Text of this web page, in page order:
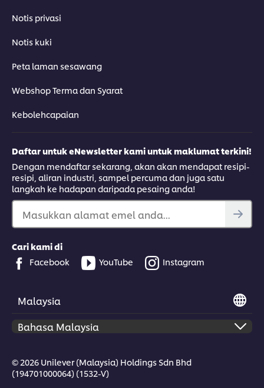
Notis privasi
Notis kuki
Peta laman sesawang
Webshop Terma dan Syarat
Kebolehcapaian
Daftar untuk eNewsletter kami untuk maklumat terkini!
Dengan mendaftar sekarang, akan akan mendapat resipi-
resipi, aliran industri, sampel percuma dan juga satu
langkah ke hadapan daripada pesaing anda!
Masukkan alamat emel anda...
Cari kami di
Facebook
YouTube Instagram
Malaysia
© 2026 Unilever (Malaysia) Holdings Sdn Bhd
(194701000064) (1532-V)